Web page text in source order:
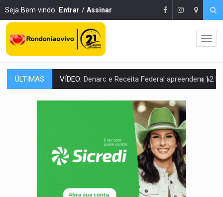
Seja Bem vindo. Entrar / Assinar
ÚLTIMAS OPERAÇÃO DA PC:Membros do CV são presos com armas e drogas após
ENTRADA GRATUITA:Espetáculo As Marias Somos Nós será
Três são presos após furto de motocicleta em frente
CELEBRAÇÃO:Cerejeiras completa 43 anos de emancipação com
SAÚDE:Anvisa desmente boato sobre presença de plástico ou
Pitbulls fogem de residência e atacam casal de idosos